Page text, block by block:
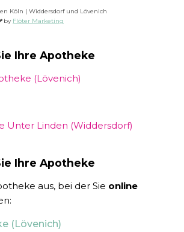
Köln | Widdersdorf und Lövenich
by Flöter Marketing
Ihre Apotheke
(Lövenich)
Unter Linden (Widdersdorf)
Ihre Apotheke
aus, bei der Sie online
(Lövenich)